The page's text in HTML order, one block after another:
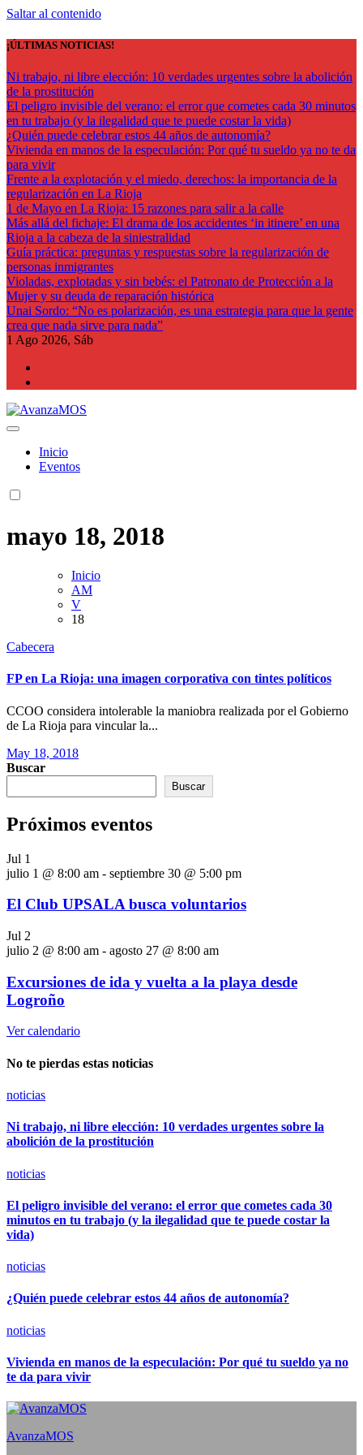
Saltar al contenido
¡ÚLTIMAS NOTICIAS!
Ni trabajo, ni libre elección: 10 verdades urgentes sobre la abolición
de la prostitución
El peligro invisible del verano: el error que cometes cada 30 minutos
en tu trabajo (y la ilegalidad que te puede costar la vida)
¿Quién puede celebrar estos 44 años de autonomía?
Vivienda en manos de la especulación: Por qué tu sueldo ya no te da
para vivir
Frente a la explotación y el miedo, derechos: la importancia de la
regularización en La Rioja
1 de Mayo en La Rioja: 15 razones para salir a la calle
Más allá del fichaje: El drama de los accidentes ‘in itinere’ en una
Rioja a la cabeza de la siniestralidad
Guía práctica: preguntas y respuestas sobre la regularización de
personas inmigrantes
Violadas, explotadas y sin bebés: el Patronato de Protección a la
Mujer y su deuda de reparación histórica
Unai Sordo: “No es polarización, es una estrategia para que la gente
crea que nada sirve para nada”
1 Ago 2026, Sáb
Inicio
Eventos
mayo 18, 2018
Inicio
AM
V
18
Cabecera
FP en La Rioja: una imagen corporativa con tintes políticos
CCOO considera intolerable la maniobra realizada por el Gobierno
de La Rioja para vincular la...
May 18, 2018
Buscar
Buscar
Próximos eventos
Jul 1
julio 1 @ 8:00 am - septiembre 30 @ 5:00 pm
El Club UPSALA busca voluntarios
Jul 2
julio 2 @ 8:00 am - agosto 27 @ 8:00 am
Excursiones de ida y vuelta a la playa desde
Logroño
Ver calendario
No te pierdas estas noticias
noticias
Ni trabajo, ni libre elección: 10 verdades urgentes sobre la
abolición de la prostitución
noticias
El peligro invisible del verano: el error que cometes cada 30
minutos en tu trabajo (y la ilegalidad que te puede costar la
vida)
noticias
¿Quién puede celebrar estos 44 años de autonomía?
noticias
Vivienda en manos de la especulación: Por qué tu sueldo ya no
te da para vivir
AvanzaMOS